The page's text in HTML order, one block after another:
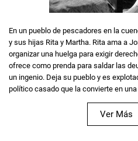
En un pueblo de pescadores en la
y sus hijas Rita y Martha. Rita ama a
organizar una huelga para exigir
ofrece como prenda para saldar las
un ingenio. Deja su pueblo y es
político casado que la convierte en
Ver Más